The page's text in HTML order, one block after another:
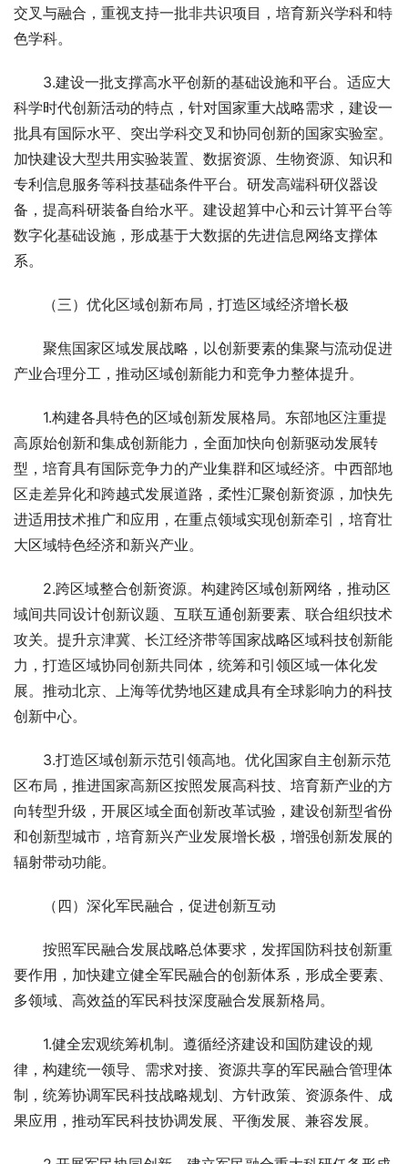
交叉与融合，重视支持一批非共识项目，培育新兴学科和特
色学科。
3.建设一批支撑高水平创新的基础设施和平台。适应大
科学时代创新活动的特点，针对国家重大战略需求，建设一
批具有国际水平、突出学科交叉和协同创新的国家实验室。
加快建设大型共用实验装置、数据资源、生物资源、知识和
专利信息服务等科技基础条件平台。研发高端科研仪器设
备，提高科研装备自给水平。建设超算中心和云计算平台等
数字化基础设施，形成基于大数据的先进信息网络支撑体
系。
（三）优化区域创新布局，打造区域经济增长极
聚焦国家区域发展战略，以创新要素的集聚与流动促进
产业合理分工，推动区域创新能力和竞争力整体提升。
1.构建各具特色的区域创新发展格局。东部地区注重提
高原始创新和集成创新能力，全面加快向创新驱动发展转
型，培育具有国际竞争力的产业集群和区域经济。中西部地
区走差异化和跨越式发展道路，柔性汇聚创新资源，加快先
进适用技术推广和应用，在重点领域实现创新牵引，培育壮
大区域特色经济和新兴产业。
2.跨区域整合创新资源。构建跨区域创新网络，推动区
域间共同设计创新议题、互联互通创新要素、联合组织技术
攻关。提升京津冀、长江经济带等国家战略区域科技创新能
力，打造区域协同创新共同体，统筹和引领区域一体化发
展。推动北京、上海等优势地区建成具有全球影响力的科技
创新中心。
3.打造区域创新示范引领高地。优化国家自主创新示范
区布局，推进国家高新区按照发展高科技、培育新产业的方
向转型升级，开展区域全面创新改革试验，建设创新型省份
和创新型城市，培育新兴产业发展增长极，增强创新发展的
辐射带动功能。
（四）深化军民融合，促进创新互动
按照军民融合发展战略总体要求，发挥国防科技创新重
要作用，加快建立健全军民融合的创新体系，形成全要素、
多领域、高效益的军民科技深度融合发展新格局。
1.健全宏观统筹机制。遵循经济建设和国防建设的规
律，构建统一领导、需求对接、资源共享的军民融合管理体
制，统筹协调军民科技战略规划、方针政策、资源条件、成
果应用，推动军民科技协调发展、平衡发展、兼容发展。